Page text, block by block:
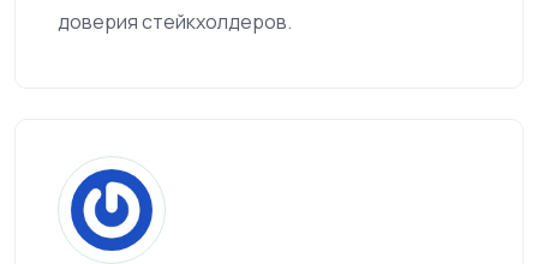
доверия стейкхолдеров.